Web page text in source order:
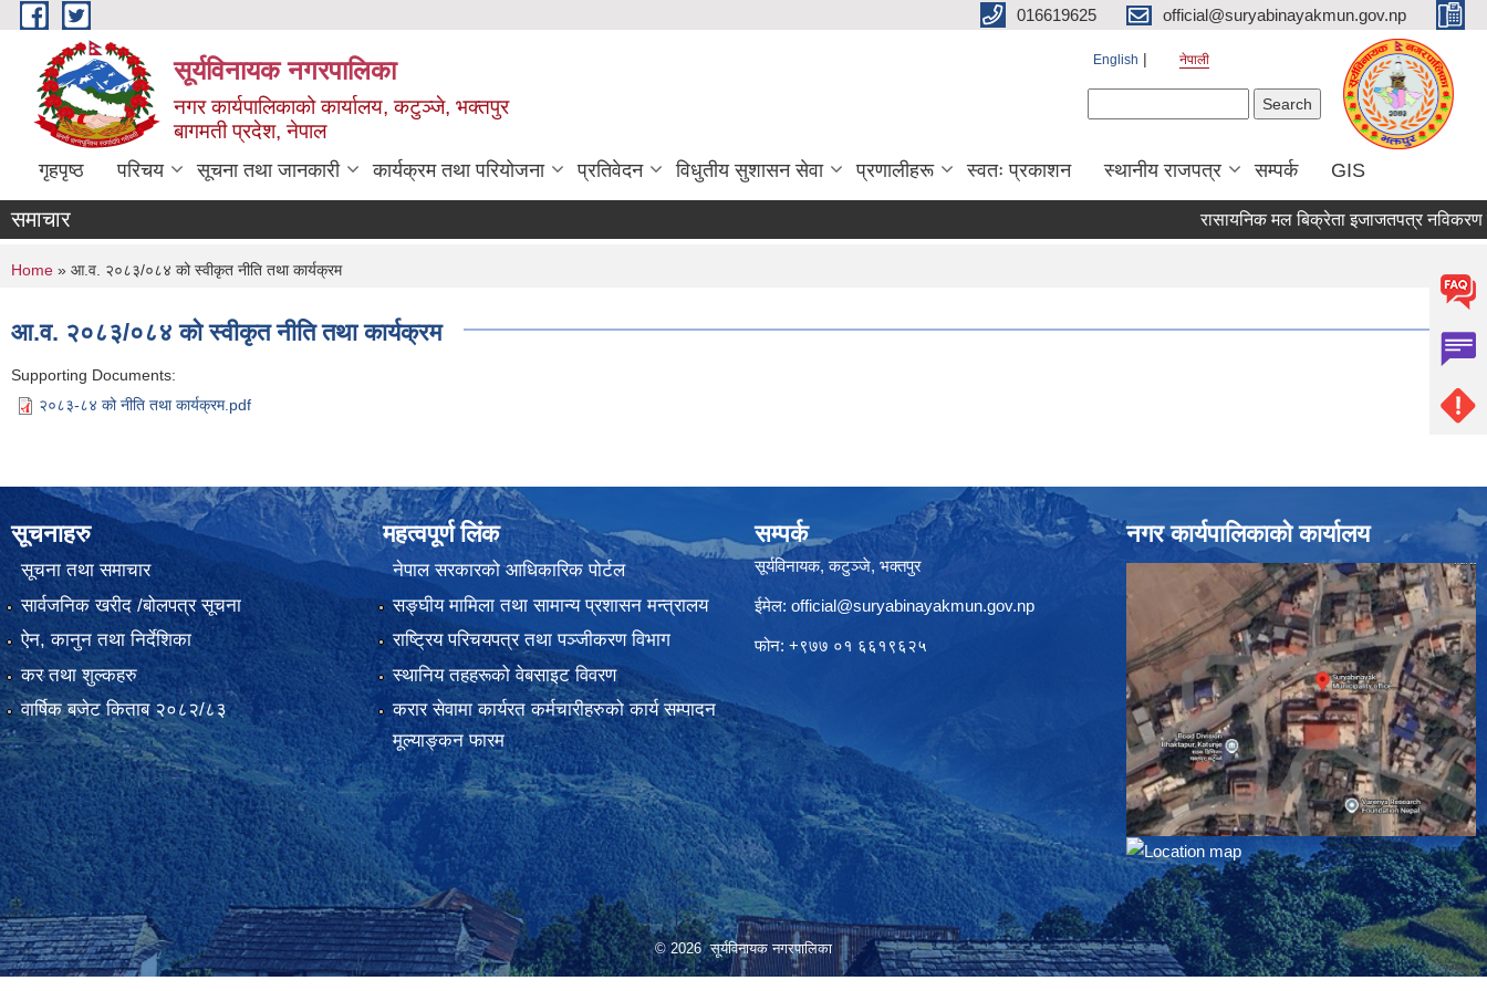
Skip to main content 016619625 official@suryabinayakmun.gov.np
सूर्यविनायक नगरपालिका
नगर कार्यपालिकाको कार्यालय, कटुञ्जे, भक्तपुर
बागमती प्रदेश, नेपाल
English नेपाली
गृहपृष्ठ परिचय सूचना तथा जानकारी कार्यक्रम तथा परियोजना प्रतिवेदन विधुतीय सुशासन सेवा प्रणालीहरू स्वतः प्रकाशन स्थानीय राजपत्र सम्पर्क GIS
समाचार रासायनिक मल बिक्रेता इजाजतपत्र नविकरण
You are here
Home » आ.व. २०८३/०८४ को स्वीकृत नीति तथा कार्यक्रम
आ.व. २०८३/०८४ को स्वीकृत नीति तथा कार्यक्रम
Supporting Documents:
२०८३-८४ को नीति तथा कार्यक्रम.pdf
सूचनाहरु
सूचना तथा समाचार
सार्वजनिक खरीद /बोलपत्र सूचना
ऐन, कानुन तथा निर्देशिका
कर तथा शुल्कहरु
वार्षिक बजेट किताब २०८२/८३
महत्वपूर्ण लिंक
नेपाल सरकारको आधिकारिक पोर्टल
सङ्‍घीय मामिला तथा सामान्य प्रशासन मन्त्रालय
राष्ट्रिय परिचयपत्र तथा पञ्जीकरण विभाग
स्थानिय तहहरूको वेबसाइट विवरण
करार सेवामा कार्यरत कर्मचारीहरुको कार्य सम्पादन
मूल्याङ्कन फारम
सम्पर्क
सूर्यविनायक, कटुञ्जे, भक्तपुर
ईमेल: official@suryabinayakmun.gov.np
फोन: +९७७ ०१ ६६१९६२५
नगर कार्यपालिकाको कार्यालय
© 2026 सूर्यविनायक नगरपालिका